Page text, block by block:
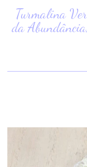
Turmalina
da